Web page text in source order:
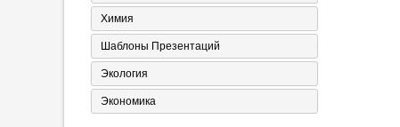
Химия
Шаблоны Презентаций
Экология
Экономика